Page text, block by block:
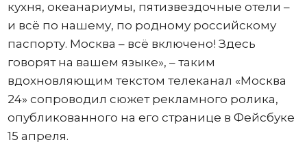
кухня, океанариумы, пятизвездочные отели –
и всё по нашему, по родному российскому
паспорту. Москва – всё включено! Здесь
говорят на вашем языке», – таким
вдохновляющим текстом телеканал «Москва
24» сопроводил сюжет рекламного ролика,
опубликованного на его странице в Фейсбуке
15 апреля.